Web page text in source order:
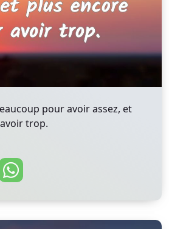
pour avoir assez, et
trop.